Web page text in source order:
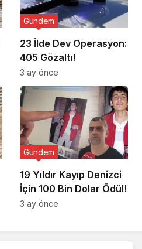
23 İlde Dev Operasyon:
405 Gözaltı!
Gündem
3 ay önce
19 Yıldır Kayıp Denizci
İçin 100 Bin Dolar Ödül!
Gündem
3 ay önce